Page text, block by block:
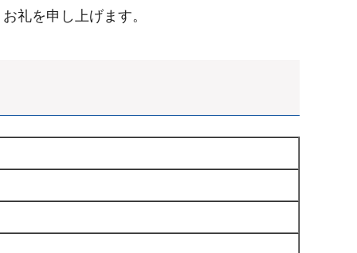
礼を申し上げます。